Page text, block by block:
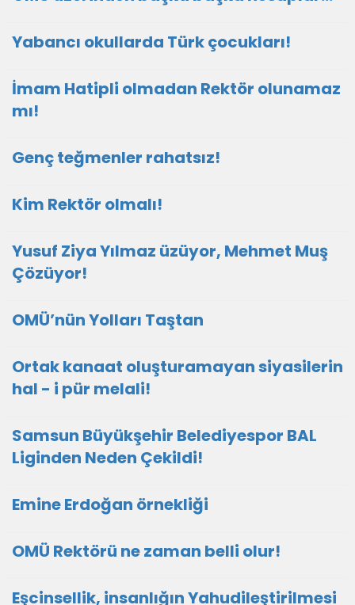
Yabancı okullarda Türk çocukları!
İmam Hatipli olmadan Rektör olunamaz
mı!
Genç teğmenler rahatsız!
Kim Rektör olmalı!
Yusuf Ziya Yılmaz üzüyor, Mehmet Muş
Çözüyor!
OMÜ’nün Yolları Taştan
Ortak kanaat oluşturamayan siyasilerin
hal - i pür melali!
Samsun Büyükşehir Belediyespor BAL
Liginden Neden Çekildi!
Emine Erdoğan örnekliği
OMÜ Rektörü ne zaman belli olur!
Eşcinsellik, insanlığın Yahudileştirilmesi